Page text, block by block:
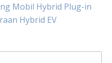
Mobil Hybrid Plug-in
Hybrid EV